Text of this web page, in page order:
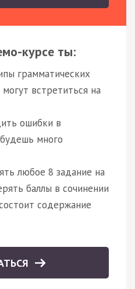
курсе ты:
грамматических
встретиться на
ошибки в
много
любое 8 задание на
баллы в сочинении
содержание